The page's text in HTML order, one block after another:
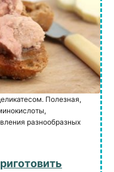
Полезная,
разнообразных